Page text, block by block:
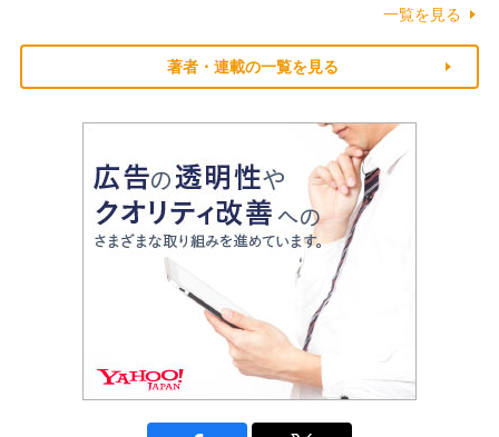
一覧を見る
著者・連載の一覧を見る